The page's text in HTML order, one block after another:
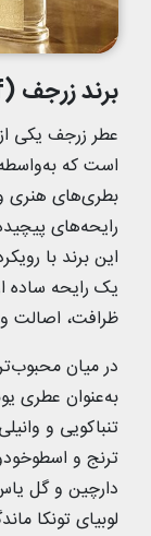
برند زرجف (Xerjoff) از ایتالیا
عطر زرجف یکی
است که به‌واسطه
بطری‌های هنری
رایحه‌های
این برند با
یک رایحه ساده
ظرافت، اصالت
به‌عنوان عطری
تنباکویی و
ترنج و
دارچین و گل
لوبیای تونکا